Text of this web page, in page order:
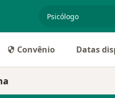
especialidade,
Convênio Datas